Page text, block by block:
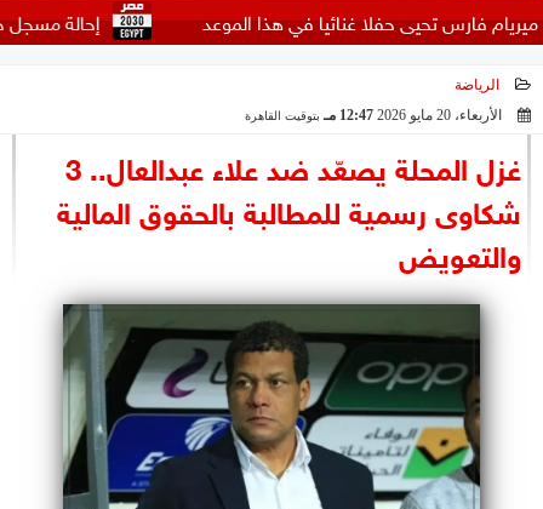
السياسة
الرئاسة
البرلمان
الوزارات
الأحزاب
إحالة مسجل خطر تحيى حفلا غنائيا في هذا الموعد
الرياضة
الأربعاء، 20 مايو 2026
12:47 مـ بتوقيت القاهرة
غزل المحلة يصعّد ضد علاء عبدالعال.. 3
شكاوى رسمية للمطالبة بالحقوق المالية
والتعويض